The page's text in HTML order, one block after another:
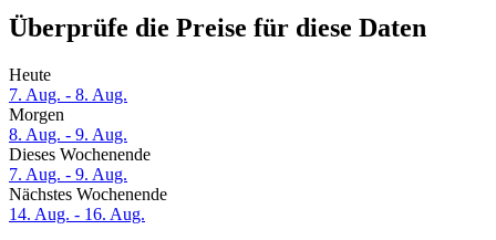
Überprüfe die Preise für diese Daten
Heute
7. Aug. - 8. Aug.
Morgen
8. Aug. - 9. Aug.
Dieses Wochenende
7. Aug. - 9. Aug.
Nächstes Wochenende
14. Aug. - 16. Aug.